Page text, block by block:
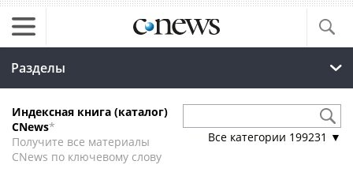
Разделы
Индексная книга (каталог)
CNews*
Получите все материалы
CNews по ключевому слову
Все категории 199231 ▼